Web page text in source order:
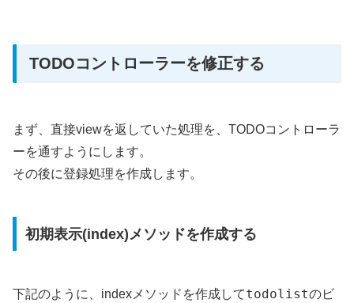
TODOコントローラーを修正する
まず、直接viewを返していた処理を、TODOコントローラ
ーを通すようにします。
その後に登録処理を作成します。
初期表示(index)メソッドを作成する
下記のように、indexメソッドを作成してtodolistのビ